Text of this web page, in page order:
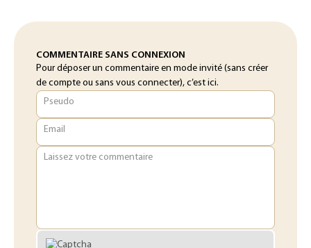
COMMENTAIRE SANS CONNEXION
Pour déposer un commentaire en mode invité (sans créer
de compte ou sans vous connecter), c’est ici.
Pseudo
Email
Laissez votre commentaire